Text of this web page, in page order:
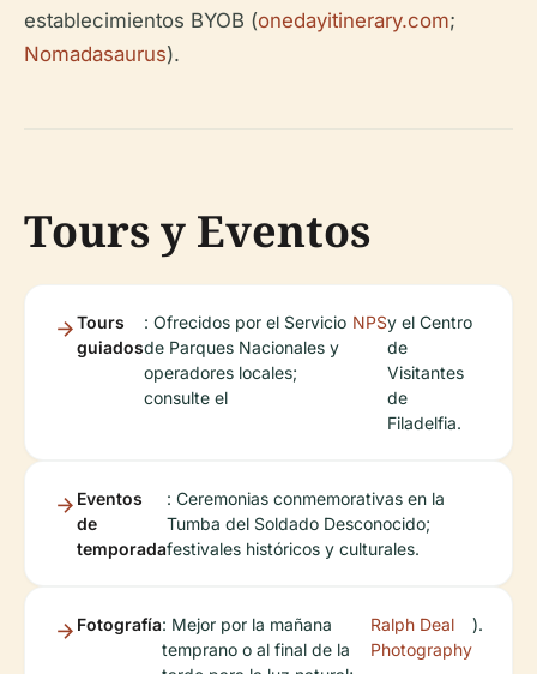
establecimientos BYOB (onedayitinerary.com;
Nomadasaurus).
Tours y Eventos
Tours
guiados
: Ofrecidos por el Servicio
de Parques Nacionales y
operadores locales;
consulte el
NPSy el Centro
de
Visitantes
de
Filadelfia.
Eventos
de
temporada
: Ceremonias conmemorativas en la
Tumba del Soldado Desconocido;
festivales históricos y culturales.
Fotografía: Mejor por la mañana
temprano o al final de la
Ralph Deal
Photography
).